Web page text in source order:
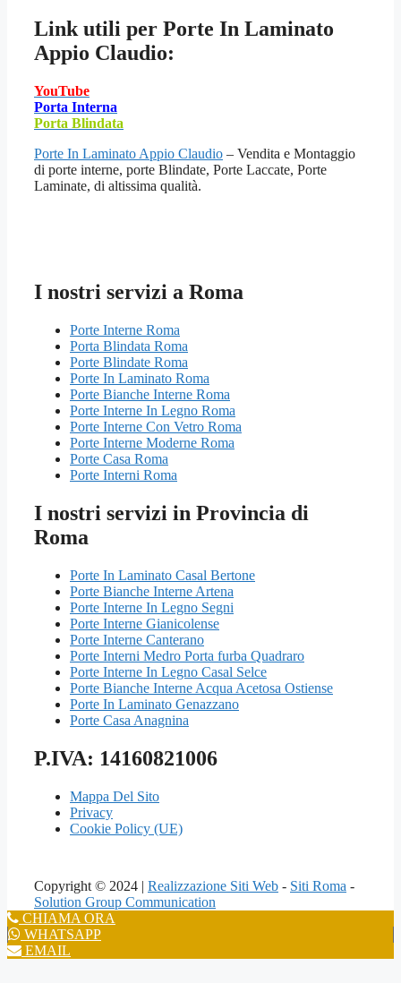
Link utili per Porte In Laminato
Appio Claudio:
YouTube
Porta Interna
Porta Blindata
Porte In Laminato Appio Claudio – Vendita e Montaggio
di porte interne, porte Blindate, Porte Laccate, Porte
Laminate, di altissima qualità.
I nostri servizi a Roma
Porte Interne Roma
Porta Blindata Roma
Porte Blindate Roma
Porte In Laminato Roma
Porte Bianche Interne Roma
Porte Interne In Legno Roma
Porte Interne Con Vetro Roma
Porte Interne Moderne Roma
Porte Casa Roma
Porte Interni Roma
I nostri servizi in Provincia di
Roma
Porte In Laminato Casal Bertone
Porte Bianche Interne Artena
Porte Interne In Legno Segni
Porte Interne Gianicolense
Porte Interne Canterano
Porte Interni Medro Porta furba Quadraro
Porte Interne In Legno Casal Selce
Porte Bianche Interne Acqua Acetosa Ostiense
Porte In Laminato Genazzano
Porte Casa Anagnina
P.IVA: 14160821006
Mappa Del Sito
Privacy
Cookie Policy (UE)
Copyright © 2024 | Realizzazione Siti Web - Siti Roma -
Solution Group Communication
CHIAMA ORA
WHATSAPP
EMAIL